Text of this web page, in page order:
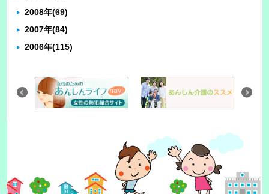
2008年(69)
2007年(84)
2006年(115)